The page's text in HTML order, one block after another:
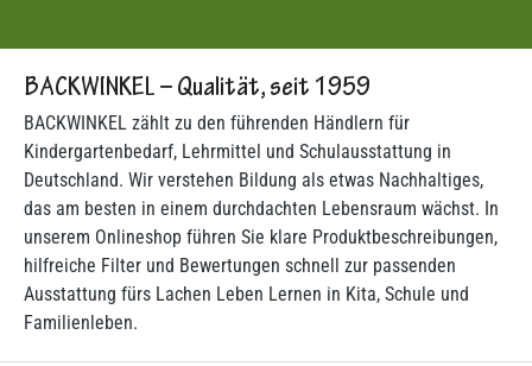
BACKWINKEL – Qualität, seit 1959
BACKWINKEL zählt zu den führenden Händlern für
Kindergartenbedarf, Lehrmittel und Schulausstattung in
Deutschland. Wir verstehen Bildung als etwas Nachhaltiges,
das am besten in einem durchdachten Lebensraum wächst. In
unserem Onlineshop führen Sie klare Produktbeschreibungen,
hilfreiche Filter und Bewertungen schnell zur passenden
Ausstattung fürs Lachen Leben Lernen in Kita, Schule und
Familienleben.